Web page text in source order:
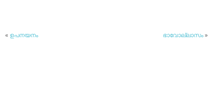
« ഉപനയനം ഭാവോല്ലാസം»